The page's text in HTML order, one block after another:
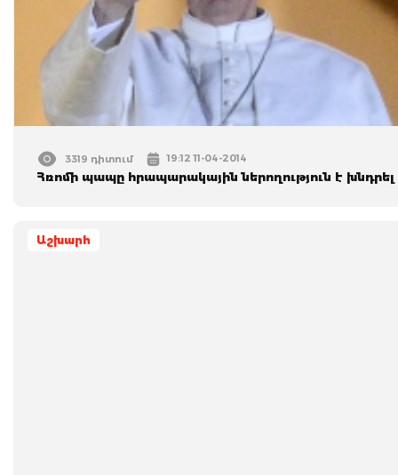
3319 դիտում 19:12 11-04-2014
Հռոմի պապը հրապարակային ներողություն է խնդրել
Աշխարհ